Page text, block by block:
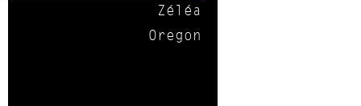
Zéléa
Oregon